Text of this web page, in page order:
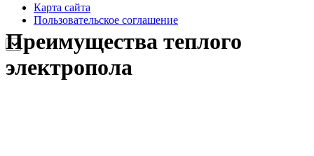
Карта сайта
Пользовательское соглашение
Преимущества теплого
электропола